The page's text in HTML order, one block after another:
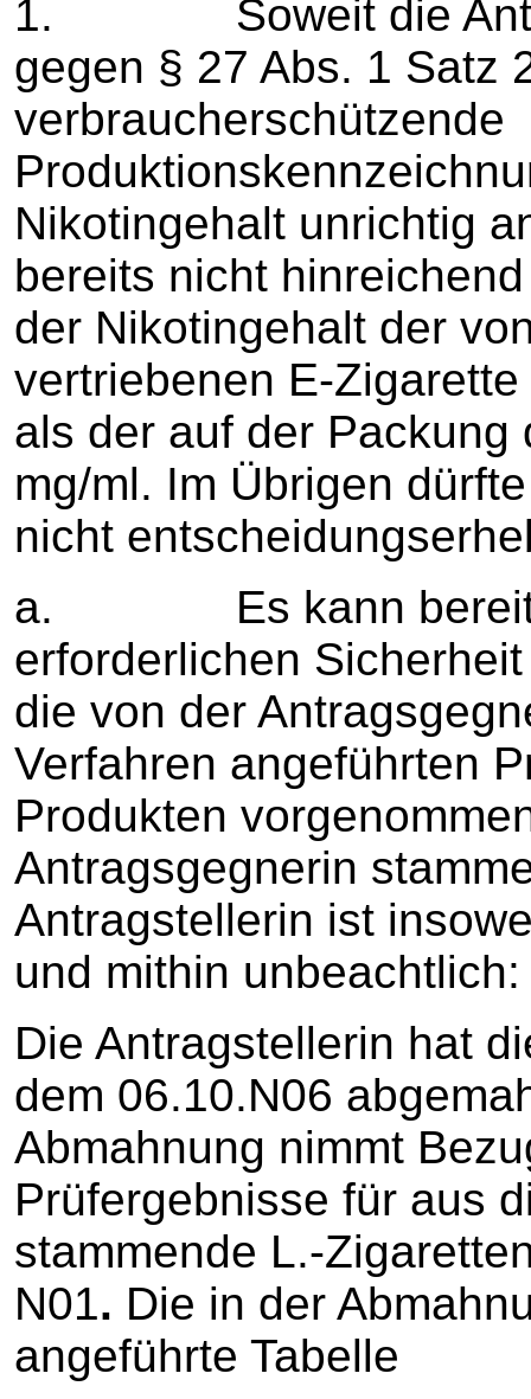
1. Soweit die
gegen § 27 Abs. 1 Satz
verbraucherschützende
Nikotingehalt unrichtig
bereits nicht
der Nikotingehalt der
vertriebenen E-
als der auf der
mg/ml. Im Übrigen
nicht
a. Es kann bereits
erforderlichen
die von der
Verfahren angeführten
Produkten
Antragsgegnerin
Antragstellerin ist
und mithin unbeachtlich:
Die Antragstellerin hat
dem 06.10.N06
Abmahnung nimmt
Prüfergebnisse für aus
stammende L.-
N01. Die in der
angeführte Tabelle